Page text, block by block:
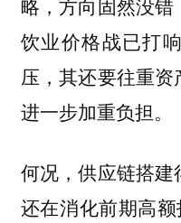
略，方向固然没错
饮业价格战已打
压，其还要往重
进一步加重负担。
何况，供应链搭建
还在消化前期高